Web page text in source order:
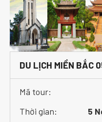
DU LỊCH MIỀN BẮC
Mã tour:
Thời gian:
5